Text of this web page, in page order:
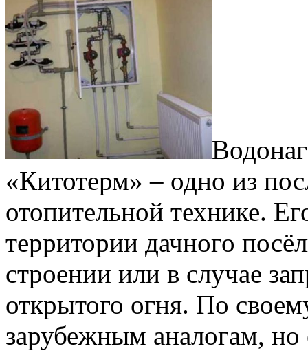
«Китотерм» – одно из
отопительной технике.
территории дачного
строении или в случае
открытого огня. По
зарубежным аналогам,